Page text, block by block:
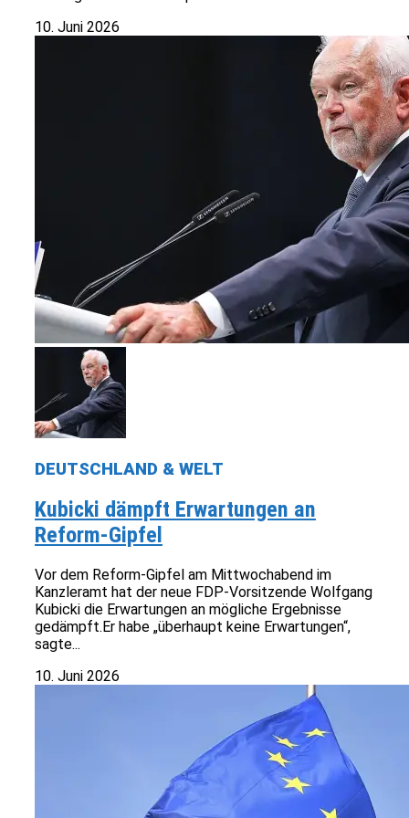
10. Juni 2026
DEUTSCHLAND & WELT
Kubicki dämpft Erwartungen an
Reform-Gipfel
Vor dem Reform-Gipfel am Mittwochabend im
Kanzleramt hat der neue FDP-Vorsitzende Wolfgang
Kubicki die Erwartungen an mögliche Ergebnisse
gedämpft.Er habe „überhaupt keine Erwartungen“,
sagte...
10. Juni 2026